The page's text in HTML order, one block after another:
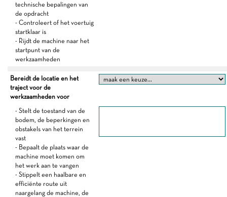
technische bepalingen van
de opdracht
- Controleert of het voertuig
startklaar is
- Rijdt de machine naar het
startpunt van de
werkzaamheden
Bereidt de locatie en het
traject voor de
werkzaamheden voor
- Stelt de toestand van de
bodem, de beperkingen en
obstakels van het terrein
vast
- Bepaalt de plaats waar de
machine moet komen om
het werk aan te vangen
- Stippelt een haalbare en
efficiënte route uit
naargelang de machine, de